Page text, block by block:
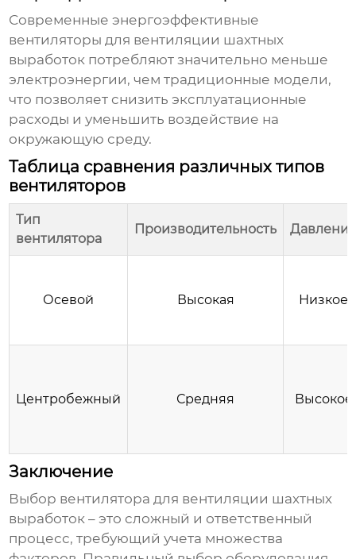
Современные энергоэффективные
вентиляторы для вентиляции шахтных
выработок потребляют значительно меньше
электроэнергии, чем традиционные модели,
что позволяет снизить эксплуатационные
расходы и уменьшить воздействие на
окружающую среду.
Таблица сравнения различных типов
вентиляторов
Тип
вентилятора
Производительность
Осевой Высокая Низкое
Центробежный Средняя Высокое
Заключение
Выбор вентилятора для вентиляции шахтных
выработок – это сложный и ответственный
процесс, требующий учета множества